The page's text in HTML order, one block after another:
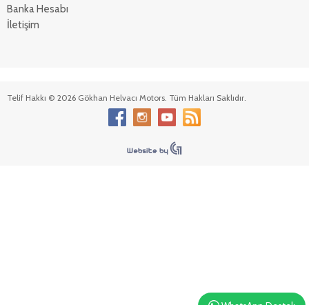
Banka Hesabı
İletişim
Telif Hakkı © 2026 Gökhan Helvacı Motors. Tüm Hakları Saklıdır.